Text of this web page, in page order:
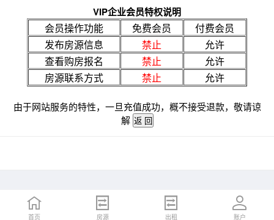
VIP企业会员特权说明
会员操作功能 免费会员
付费会员
发布房源信息
禁止
允许
查看购房报名
禁止
允许
房源联系方式
禁止 允许
由于网站服务的特性，一旦充值成功，概不接受退款，敬请谅
解
首页 房源 出租 账户